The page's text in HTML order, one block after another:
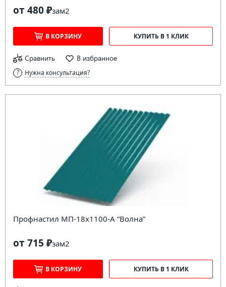
от 480 ₽зам2
В КОРЗИНУ КУПИТЬ В 1 КЛИК
Сравнить В избранное
Нужна консультация?
Профнастил МП-18х1100-А “Волна”
от 715 ₽зам2
В КОРЗИНУ КУПИТЬ В 1 КЛИК